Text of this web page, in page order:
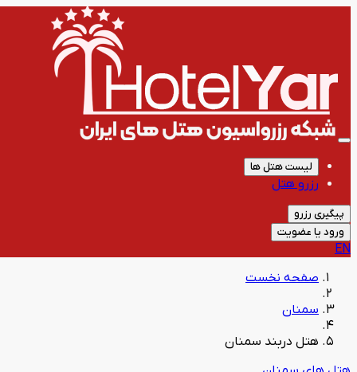
لیست هتل ها
رزرو هتل
پیگیری رزرو
ورود یا عضویت
EN
صفحه نخست
سمنان
هتل دربند سمنان